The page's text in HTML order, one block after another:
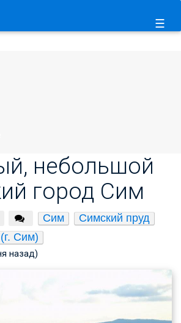
☰
небольшой
город Сим
Сим
Симский пруд
Сим)
назад)